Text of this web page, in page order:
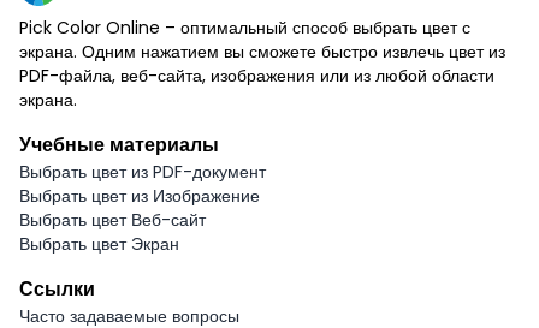
Pick Color Online – оптимальный способ выбрать цвет с
экрана. Одним нажатием вы сможете быстро извлечь цвет из
PDF-файла, веб-сайта, изображения или из любой области
экрана.
Учебные материалы
Выбрать цвет из PDF-документ
Выбрать цвет из Изображение
Выбрать цвет Веб-сайт
Выбрать цвет Экран
Ссылки
Часто задаваемые вопросы